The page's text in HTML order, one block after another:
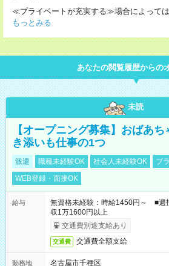
≪プライベートが充実する≫場合によって
もっとみる
あなたの閲覧履歴からの
未読
【オープニング募集】おばあ
き添いも仕事の1つ
派遣 職種未経験OK 社会人未経験OK
ブ
WEB登録・面接OK
給与
無資格未経験：時給1450円～ ■
収1万1600円以上
交通費別途支給あり
交通費 交通費全額支給
勤務地
名古屋市千種区